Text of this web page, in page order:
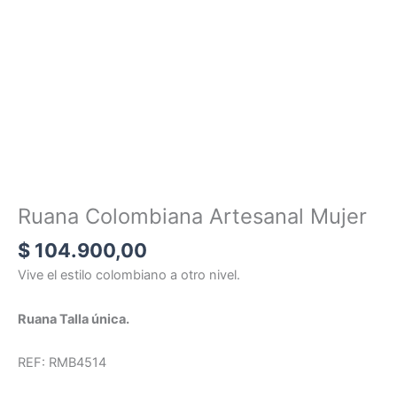
Ruana Colombiana Artesanal Mujer
$ 104.900,00
Vive el estilo colombiano a otro nivel.
Ruana Talla única.
REF: RMB4514